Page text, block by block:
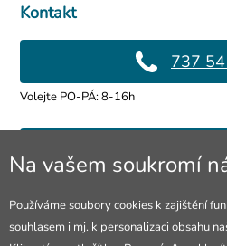
Kontakt
737
Volejte PO-PÁ: 8-16h
Prodejna Ostrava
Na vašem soukromí
Používáme soubory cookies k zajištění
souhlasem i mj. k personalizaci obsahu